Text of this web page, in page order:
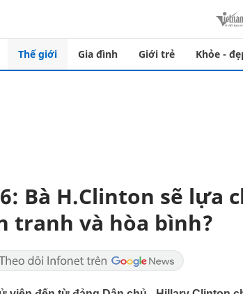
Thế giới Gia đình Giới trẻ Khỏe -
Bà H.Clinton sẽ lựa
tranh và hòa bình?